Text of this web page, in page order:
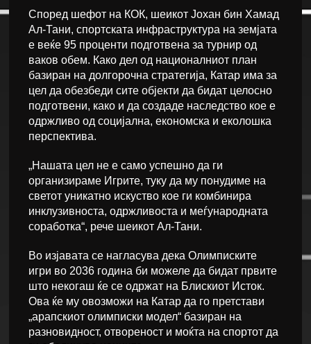
Според шефот на КОК, шеикот Јохан бин Хамад
Ал-Тани, спортската инфраструктура на земјата
е веќе 95 проценти подготвена за турнир од
ваков обем. Како дел од националниот план
базиран на долгорочна стратегија, Катар има за
цел да обезбеди сите објекти да бидат целосно
подготвени, како и да создаде наследство кое е
одржливо од социјална, економска и еколошка
перспектива.
„Нашата цел не е само успешно да ги
организираме Игрите, туку да му понудиме на
светот уникатно искуство кое ги комбинира
инклузивноста, одржливоста и меѓународната
соработка“, рече шеикот Ал-Тани.
Во изјавата се нагласува дека Олимписките
игри во 2036 година би можеле да бидат првите
што некогаш ќе се одржат на Блискиот Исток.
Ова ќе му овозможи на Катар да го претстави
„арапскиот олимписки модел“ базиран на
разновидност, отвореност и моќта на спортот да